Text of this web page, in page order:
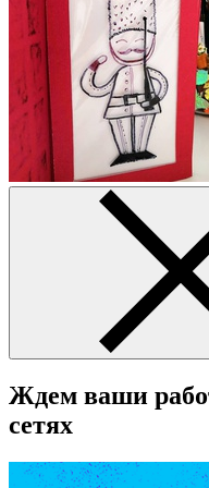
Ждем ваши
сетях